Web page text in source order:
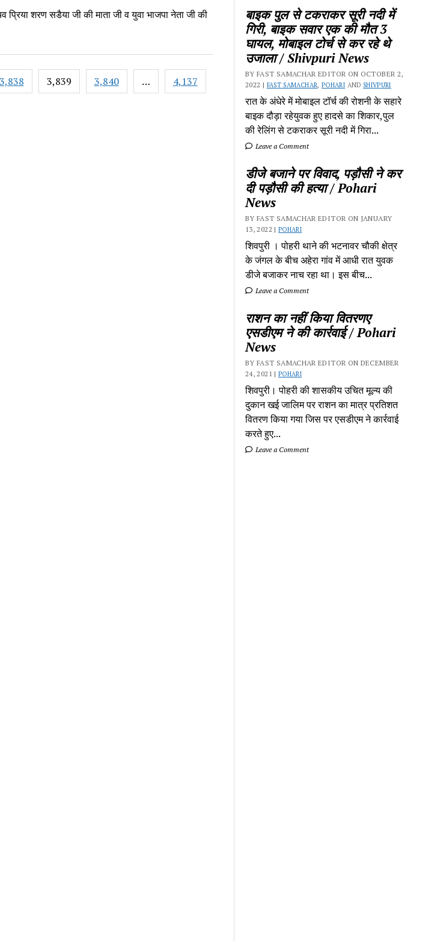
शरण सडैया जी की माता जी व युवा भाजपा नेता जी की
3,838 3,839 3,840 … 4,137
बाइक पुल से टकराकर सूरी नदी में
गिरी, बाइक सवार एक की मौत 3
घायल, मोबाइल टोर्च से कर रहे थे
उजाला / Shivpuri News
BY FAST SAMACHAR EDITOR ON OCTOBER 2,
2022 | FAST SAMACHAR, POHARI AND SHIVPURI
रात के अंधेरे में मोबाइल टॉर्च की रोशनी के सहारे
बाइक दौड़ा रहेयुवक हुए हादसे का शिकार,पुल
की रेलिंग से टकराकर सूरी नदी में गिरा...
Leave a Comment
डीजे बजाने पर विवाद, पड़ौसी ने कर
दी पड़ौसी की हत्या / Pohari
News
BY FAST SAMACHAR EDITOR ON JANUARY
13, 2022 | POHARI
शिवपुरी‎ । पोहरी थाने की भटनावर चौकी क्षेत्र‎
के जंगल के बीच अहेरा गांव में‎ आधी रात युवक
डीजे बजाकर‎ नाच रहा था। इस बीच...
Leave a Comment
राशन का नहीं किया वितरणए
एसडीएम ने की कार्रवाई / Pohari
News
BY FAST SAMACHAR EDITOR ON DECEMBER
24, 2021 | POHARI
शिवपुरी। पोहरी की शासकीय उचित मूल्य की
दुकान खई जालिम पर राशन का मात्र प्रतिशत
वितरण किया गया जिस पर एसडीएम ने कार्रवाई
करते हुए...
Leave a Comment